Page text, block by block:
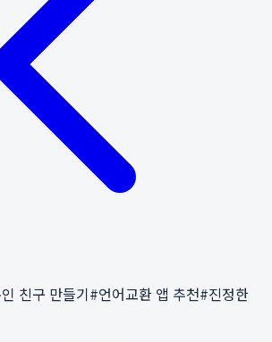
친구 만들기#언어교환 앱 추천#진정한